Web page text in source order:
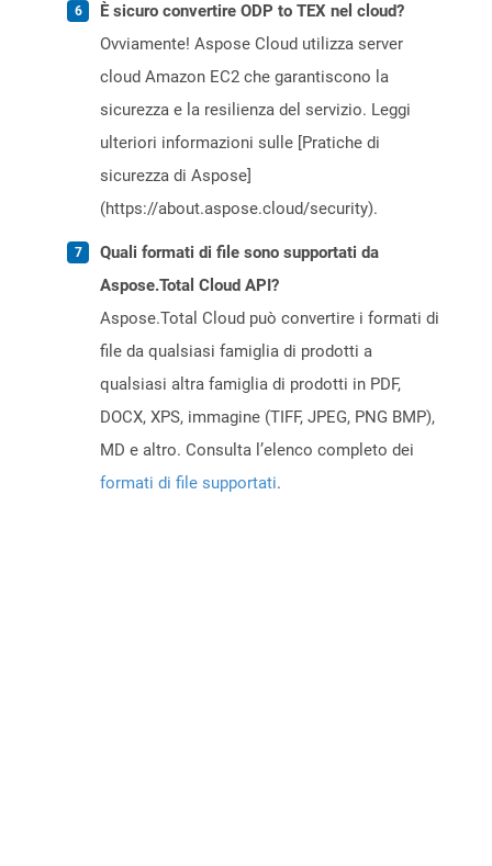
È sicuro convertire ODP to TEX nel cloud?
Ovviamente! Aspose Cloud utilizza server
cloud Amazon EC2 che garantiscono la
sicurezza e la resilienza del servizio. Leggi
ulteriori informazioni sulle [Pratiche di
sicurezza di Aspose]
(https://about.aspose.cloud/security).
Quali formati di file sono supportati da
Aspose.Total Cloud API?
Aspose.Total Cloud può convertire i formati di
file da qualsiasi famiglia di prodotti a
qualsiasi altra famiglia di prodotti in PDF,
DOCX, XPS, immagine (TIFF, JPEG, PNG BMP),
MD e altro. Consulta l’elenco completo dei
formati di file supportati.